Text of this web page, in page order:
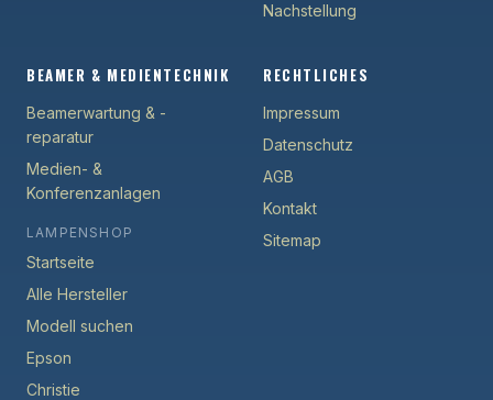
Nachstellung
BEAMER & MEDIENTECHNIK
Beamerwartung & -
reparatur
Medien- &
Konferenzanlagen
LAMPENSHOP
Startseite
Alle Hersteller
Modell suchen
Epson
Christie
RECHTLICHES
Impressum
Datenschutz
AGB
Kontakt
Sitemap